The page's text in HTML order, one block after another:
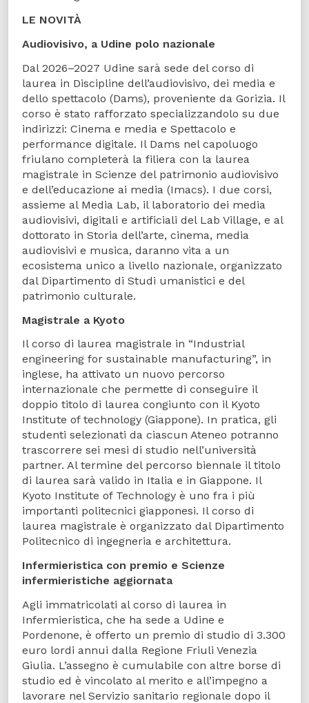
LE NOVITÀ
Audiovisivo, a Udine polo nazionale
Dal 2026–2027 Udine sarà sede del corso di
laurea in Discipline dell’audiovisivo, dei media e
dello spettacolo (Dams), proveniente da Gorizia. Il
corso è stato rafforzato specializzandolo su due
indirizzi: Cinema e media e Spettacolo e
performance digitale. Il Dams nel capoluogo
friulano completerà la filiera con la laurea
magistrale in Scienze del patrimonio audiovisivo
e dell’educazione ai media (Imacs). I due corsi,
assieme al Media Lab, il laboratorio dei media
audiovisivi, digitali e artificiali del Lab Village, e al
dottorato in Storia dell’arte, cinema, media
audiovisivi e musica, daranno vita a un
ecosistema unico a livello nazionale, organizzato
dal Dipartimento di Studi umanistici e del
patrimonio culturale.
Magistrale a Kyoto
Il corso di laurea magistrale in “Industrial
engineering for sustainable manufacturing”, in
inglese, ha attivato un nuovo percorso
internazionale che permette di conseguire il
doppio titolo di laurea congiunto con il Kyoto
Institute of technology (Giappone). In pratica, gli
studenti selezionati da ciascun Ateneo potranno
trascorrere sei mesi di studio nell’università
partner. Al termine del percorso biennale il titolo
di laurea sarà valido in Italia e in Giappone. Il
Kyoto Institute of Technology è uno fra i più
importanti politecnici giapponesi. Il corso di
laurea magistrale è organizzato dal Dipartimento
Politecnico di ingegneria e architettura.
Infermieristica con premio e Scienze
infermieristiche aggiornata
Agli immatricolati al corso di laurea in
Infermieristica, che ha sede a Udine e
Pordenone, è offerto un premio di studio di 3.300
euro lordi annui dalla Regione Friuli Venezia
Giulia. L’assegno è cumulabile con altre borse di
studio ed è vincolato al merito e all’impegno a
lavorare nel Servizio sanitario regionale dopo il